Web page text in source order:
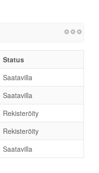
Status
Saatavilla
Saatavilla
Rekisteröity
Rekisteröity
Saatavilla